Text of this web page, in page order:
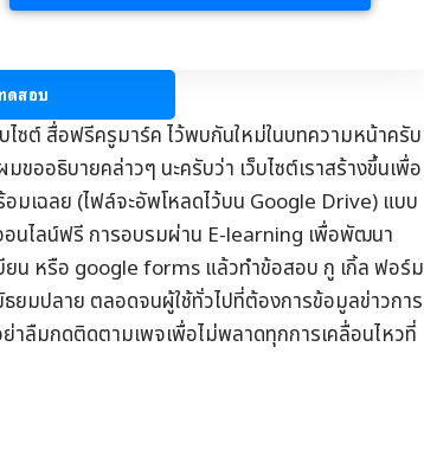
ดสอบ
ไซต์สื่อฟรีครูมาร์คไว้พบกันใหม่ในบทความหน้าครับ
ขออธิบายคล่าวๆ นะครับว่า เว็บไซต์เราสร้างขึ้นเพื่อ
มเฉลย (ไฟล์จะอัพโหลดไว้บน Google Drive) แบบ
นไลน์ฟรี การอบรมผ่าน E-learning เพื่อพัฒนา
บียน หรือ google forms แล้วทำข้อสอบ กู เกิ้ล ฟอร์ม
ยมปลาย ตลอดจนผู้ใช้ทั่วไปที่ต้องการข้อมูลข่าวการ
าลืมกดติดตามเพจเพื่อไม่พลาดทุกการเคลื่อนไหวที่